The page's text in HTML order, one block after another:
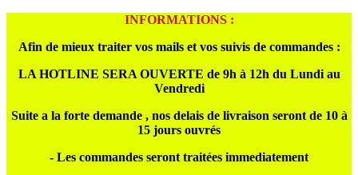
INFORMATIONS :
Afin de mieux traiter vos mails et vos suivis de commandes :
LA HOTLINE SERA OUVERTE de 9h à 12h du Lundi au
Vendredi
Suite a la forte demande , nos delais de livraison seront de 10 à
15 jours ouvrés
- Les commandes seront traitées immediatement